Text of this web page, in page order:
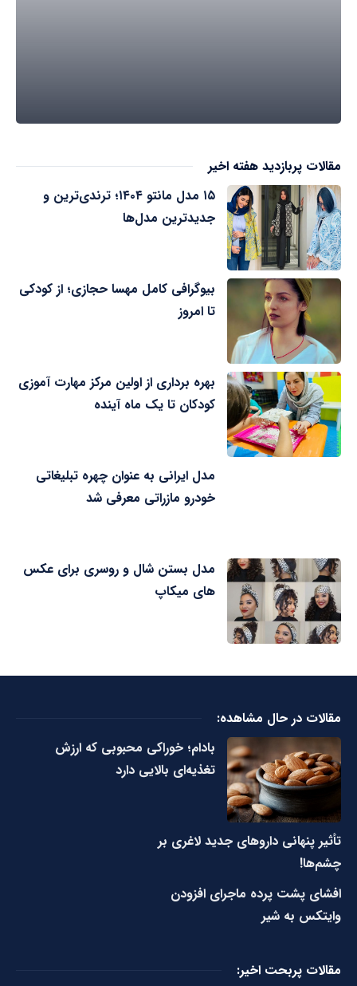
مقالات پربازدید هفته اخیر
۱۵ مدل مانتو ۱۴۰۴؛ ترندی‌ترین و
جدیدترین مدل‌ها
بیوگرافی کامل مهسا حجازی؛ از کودکی
تا امروز
بهره برداری از اولین مرکز مهارت آموزی
کودکان تا یک ماه آینده
مدل ایرانی به عنوان چهره تبلیغاتی
خودرو مازراتی معرفی شد
مدل بستن شال و روسری برای عکس
های میکاپ
مقالات در حال مشاهده:
بادام؛ خوراکی محبوبی که ارزش
تغذیه‌ای بالایی دارد
تأثیر پنهانی داروهای جدید لاغری بر
چشم‌ها!
افشای پشت پرده ماجرای افزودن
وایتکس به شیر
مقالات پربحت اخیر: